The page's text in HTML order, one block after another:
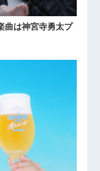
曲は神宮寺勇太プ